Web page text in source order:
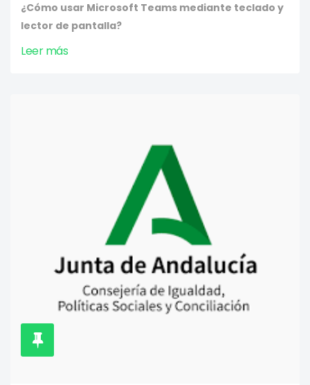
¿Cómo usar Microsoft Teams mediante teclado y
lector de pantalla?
Leer más